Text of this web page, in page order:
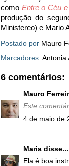
como Entre o Céu
produção do
Ministereo) e Mario
Postado por Mauro
Marcadores: Antonia
6 comentários:
Mauro
Este
4 de maio de
Maria disse...
Ela é boa